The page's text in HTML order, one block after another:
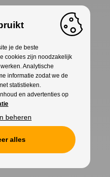
Privacy
je de beste
cookies zijn noodzakelijk
Analytische
informatie zodat we de
statistieken.
en advertenties op
beheren
alles